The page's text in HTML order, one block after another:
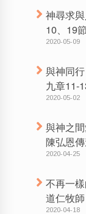
神尋求
10、19
2020-05-09
與神同
九章11-
2020-05-02
與神之
陳弘恩
2020-04-25
不再一
道仁牧師
2020-04-18